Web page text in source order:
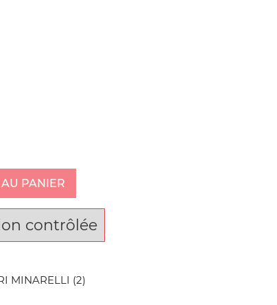
PANIER
contrôlée
MINARELLI (2)